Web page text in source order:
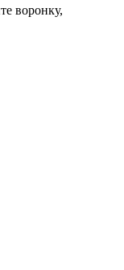
воронку,